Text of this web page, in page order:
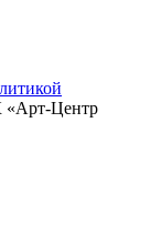
Центр